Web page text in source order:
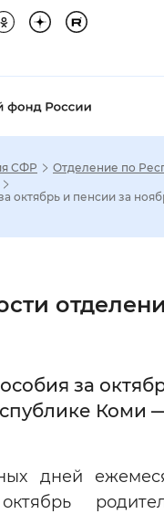
засечек С
СФР
Отделение по
октябрь и пенсии за
за
Коми
дней